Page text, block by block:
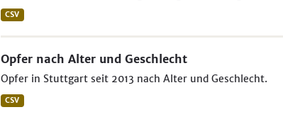
CSV
Opfer nach Alter und Geschlecht
Opfer in Stuttgart seit 2013 nach Alter und Geschlecht.
CSV